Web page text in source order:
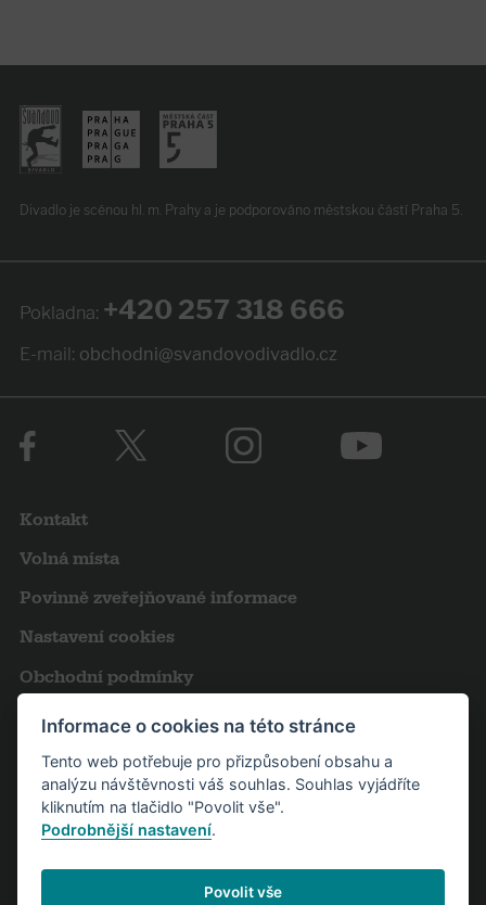
Divadlo je scénou hl. m. Prahy a je podporováno městskou částí Praha 5.
Pokladna: +420 257 318 666
E-mail: obchodni@svandovodivadlo.cz
Kontakt
Volná místa
Povinně zveřejňované informace
Nastavení cookies
Obchodní podmínky
Výroční zprávy
Pro novináře
Partneři
Návštěvní řád
Informace o cookies na této stránce
Tento web potřebuje pro přizpůsobení obsahu a
analýzu návštěvnosti váš souhlas. Souhlas vyjádříte
kliknutím na tlačidlo "Povolit vše".
Podrobnější nastavení.
Povolit vše